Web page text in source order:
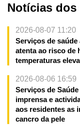
Notícias
2026-08-07 11:20
Serviços de saúde
atenta ao risco de
temperaturas
2026-08-06 16:59
Serviços de
imprensa e
aos residentes as
cancro da pele